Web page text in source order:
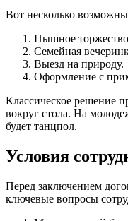
Вот несколько
Пышное
Семейная
Выезд на природу.
Оформление с
Классическое решение
вокруг стола. На
будет танцпол.
Условия
Перед заключением
ключевые вопросы